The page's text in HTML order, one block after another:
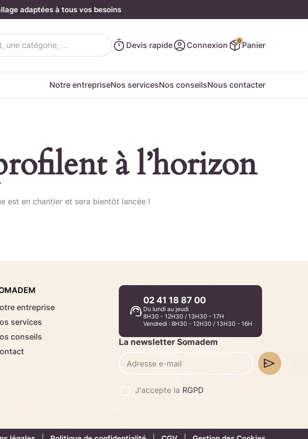
adaptées à tous vos besoins
Devis rapide Connexion 0Panier
Notre entrepriseNos servicesNos conseilsNous contacter
à l’horizon
est en chantier et sera bientôt lancée !
entreprise
services
conseils
02 41 18 87 00
Du lundi au jeudi
8H30 - 12H30 / 13H30 - 17H
Vendredi : 8H30 - 12H30 / 13H30 - 16H
La newsletter Somadem
J'accepte la RGPD